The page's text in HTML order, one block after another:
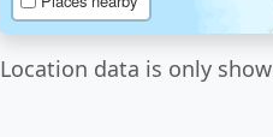
Location data is only